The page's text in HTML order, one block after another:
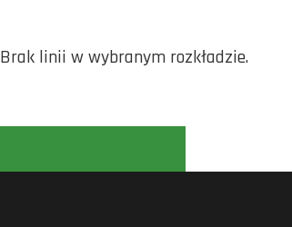
Brak linii w wybranym rozkładzie.